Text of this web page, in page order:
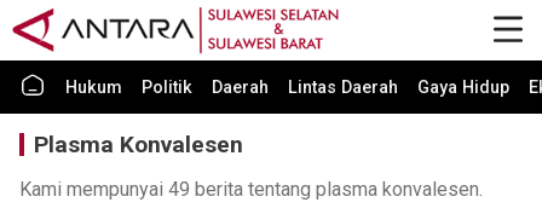
Hukum Politik Daerah Lintas Daerah Gaya Hidup
Plasma Konvalesen
Kami mempunyai 49 berita tentang plasma konvalesen.